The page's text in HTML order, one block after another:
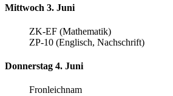
Mittwoch 3. Juni
ZK-EF (Mathematik)
ZP-10 (Englisch, Nachschrift)
Donnerstag 4. Juni
Fronleichnam